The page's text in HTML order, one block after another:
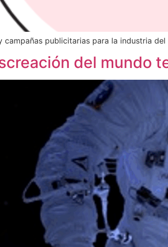
publicitarias para la industria
del mundo